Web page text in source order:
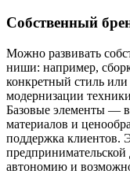
Собственный
Можно развивать
ниши: например,
конкретный стиль
модернизации
Базовые элементы —
материалов и
поддержка клиентов.
автономию и